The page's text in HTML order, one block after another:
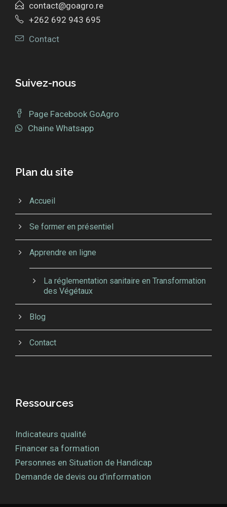
contact@goagro.re
+262 692 943 695
Contact
Suivez-nous
Page Facebook GoAgro
Chaine Whatsapp
Plan du site
Accueil
Se former en présentiel
Apprendre en ligne
La réglementation sanitaire en Transformation
des Végétaux
Blog
Contact
Ressources
Indicateurs qualité
Financer sa formation
Personnes en Situation de Handicap
Demande de devis ou d’information